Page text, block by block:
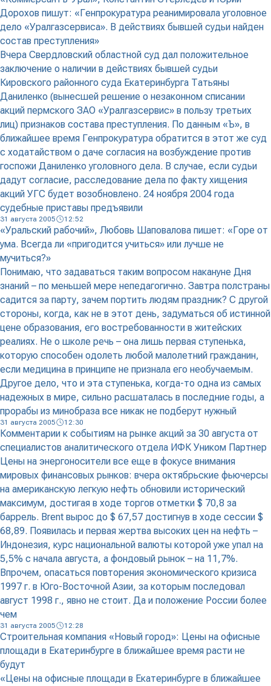
Дорохов пишут: «Генпрокуратура реанимировала уголовное
дело «Уралгазсервиса». В действиях бывшей судьи найден
состав преступления»
Вчера Свердловский областной суд дал положительное
заключение о наличии в действиях бывшей судьи
Кировского районного суда Екатеринбурга Татьяны
Даниленко (вынесшей решение о незаконном списании
акций пермского ЗАО «Уралгазсервис» в пользу третьих
лиц) признаков состава преступления. По данным «Ъ», в
ближайшее время Генпрокуратура обратится в этот же суд
с ходатайством о даче согласия на возбуждение против
госпожи Даниленко уголовного дела. В случае, если судьи
дадут согласие, расследование дела по факту хищения
акций УГС будет возобновлено. 24 ноября 2004 года
судебные приставы предъявили
31 августа 2005 12:52
«Уральский рабочий», Любовь Шаповалова пишет: «Горе от
ума. Всегда ли «пригодится учиться» или лучше не
мучиться?»
Понимаю, что задаваться таким вопросом накануне Дня
знаний – по меньшей мере непедагогично. Завтра полстраны
садится за парту, зачем портить людям праздник? С другой
стороны, когда, как не в этот день, задуматься об истинной
цене образования, его востребованности в житейских
реалиях. Не о школе речь – она лишь первая ступенька,
которую способен одолеть любой малолетний гражданин,
если медицина в принципе не признала его необучаемым.
Другое дело, что и эта ступенька, когда-то одна из самых
надежных в мире, сильно расшаталась в последние годы, а
прорабы из минобраза все никак не подберут нужный
31 августа 2005 12:30
Комментарии к событиям на рынке акций за 30 августа от
специалистов аналитического отдела ИФК Уником Партнер
Цены на энергоносители все еще в фокусе внимания
мировых финансовых рынков: вчера октябрьские фьючерсы
на американскую легкую нефть обновили исторический
максимум, достигая в ходе торгов отметки $ 70,8 за
баррель. Brent вырос до $ 67,57 достигнув в ходе сессии $
68,89. Появилась и первая жертва высоких цен на нефть –
Индонезия, курс национальной валюты которой уже упал на
5,5% с начала августа, а фондовый рынок – на 11,7%.
Впрочем, опасаться повторения экономического кризиса
1997 г. в Юго-Восточной Азии, за которым последовал
август 1998 г., явно не стоит. Да и положение России более
чем
31 августа 2005 12:28
Строительная компания «Новый город»: Цены на офисные
площади в Екатеринбурге в ближайшее время расти не
будут
«Цены на офисные площади в Екатеринбурге в ближайшее